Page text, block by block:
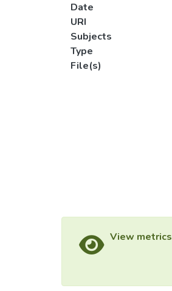
Date
URI
Subjects
Type
File(s)
View metrics